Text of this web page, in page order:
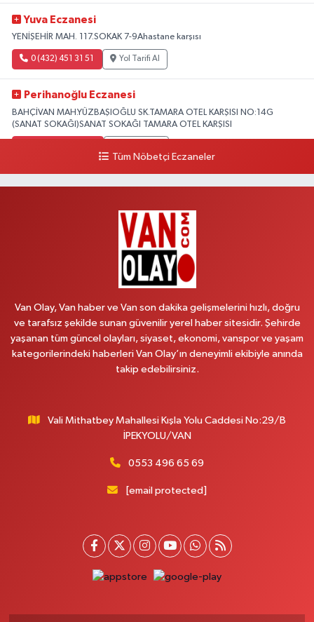
Yuva Eczanesi
YENİŞEHİR MAH. 117.SOKAK 7-9Ahastane karşısı
0 (432) 451 31 51 Yol Tarifi Al
Perihanoğlu Eczanesi
BAHÇİVAN MAH.YÜZBAŞIOĞLU SK.TAMARA OTEL KARŞISI NO:14G
(SANAT SOKAĞI)SANAT SOKAĞI TAMARA OTEL KARŞISI
Yol Tarifi Al
BEYAZIT MAH.ZEYLAN CADDESİ OKYANUS GİYİM YANI NO:1
Afşar Eczanesi
Kazım Karabekir cad.Eski Araştırma Hastanesi karşısı (kent park karşısı )
Kaval iş merkezi No: 156 B
Gürpınar Eczanesi
Akpınar Mah. Milli Egemenlik Cad.No:7 A
Yol Tarifi Al
0 (432) 215 77 65 Yol Tarifi Al
Ferhat Eczanesi
Tüm Nöbetçi Eczaneler
Van Olay, Van haber ve Van son dakika gelişmelerini hızlı, doğru
ve tarafsız şekilde sunan güvenilir yerel haber sitesidir. Şehirde
yaşanan tüm güncel olayları, siyaset, ekonomi, vanspor ve yaşam
kategorilerindeki haberleri Van Olay’ın deneyimli ekibiyle anında
takip edebilirsiniz.
Vali Mithatbey Mahallesi Kışla Yolu Caddesi No:29/B
İPEKYOLU/VAN
0553 496 65 69
[email protected]